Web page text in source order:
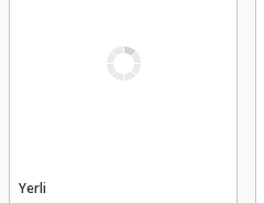
Yerli